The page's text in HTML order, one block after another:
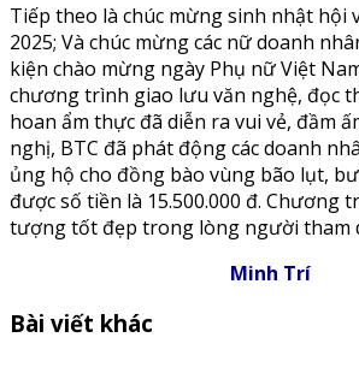
Tiếp theo là chúc mừng sinh nhật hội
2025; Và chúc mừng các nữ doanh
kiện chào mừng ngày Phụ nữ Việt
chương trình giao lưu văn nghệ, đọc
hoan ẩm thực đã diễn ra vui vẻ, đầm
nghị, BTC đã phát động các doanh
ủng hộ cho đồng bào vùng bão lụt,
được số tiền là 15.500.000 đ. Chương
tượng tốt đẹp trong lòng người tham
Minh Trí
Bài viết khác